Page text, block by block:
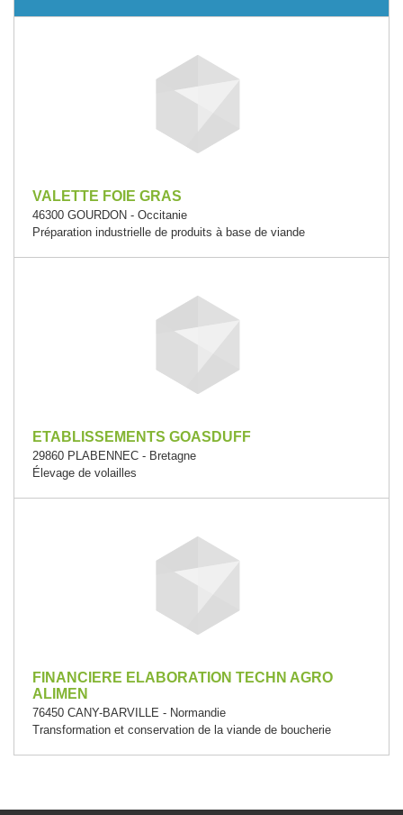
VALETTE FOIE GRAS
46300 GOURDON - Occitanie
Préparation industrielle de produits à base de viande
ETABLISSEMENTS GOASDUFF
29860 PLABENNEC - Bretagne
Élevage de volailles
FINANCIERE ELABORATION TECHN AGRO
ALIMEN
76450 CANY-BARVILLE - Normandie
Transformation et conservation de la viande de boucherie